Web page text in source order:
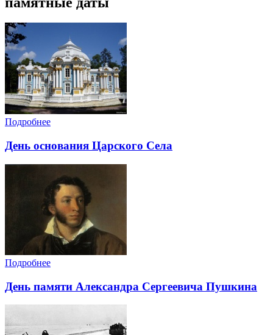
Подробнее
День основания Царского Села
Подробнее
День памяти Александра Сергеевича Пушкина